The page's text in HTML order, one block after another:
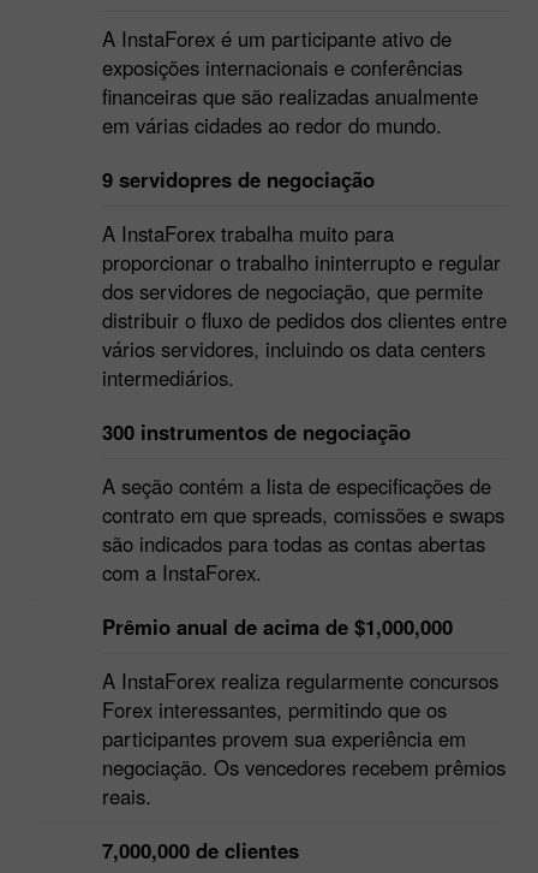
A InstaForex é um participante ativo de
exposições internacionais e conferências
financeiras que são realizadas anualmente
em várias cidades ao redor do mundo.
9 servidopres de negociação
A InstaForex trabalha muito para
proporcionar o trabalho ininterrupto e regular
dos servidores de negociação, que permite
distribuir o fluxo de pedidos dos clientes entre
vários servidores, incluindo os data centers
intermediários.
300 instrumentos de negociação
A seção contém a lista de especificações de
contrato em que spreads, comissões e swaps
são indicados para todas as contas abertas
com a InstaForex.
Prêmio anual de acima de $1,000,000
A InstaForex realiza regularmente concursos
Forex interessantes, permitindo que os
participantes provem sua experiência em
negociação. Os vencedores recebem prêmios
reais.
7,000,000 de clientes